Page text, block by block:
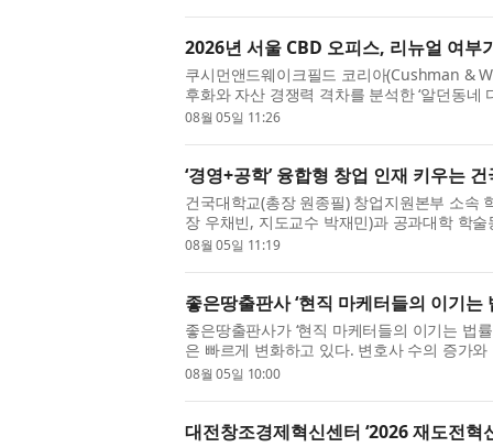
2026년 서울 CBD 오피스, 리뉴얼 여부
쿠시먼앤드웨이크필드 코리아(Cushman &
후화와 자산 경쟁력 격차를 분석한 ‘알던동네
다. 이번 보고서는 쿠시먼앤드웨이크필드가
08월 05일 11:26
‘경영+공학’ 융합형 창업 인재 키우는
건국대학교(총장 원종필) 창업지원본부 소속
장 우채빈, 지도교수 박재민)과 공과대학 학술
교수 김원준), 창업지원본부(본부장 배성준)
08월 05일 11:19
좋은땅출판사 ‘현직 마케터들의 이기는
좋은땅출판사가 ‘현직 마케터들의 이기는 법
은 빠르게 변화하고 있다. 변호사 수의 증가
경의 확산은 로펌과 변호사에게도 새로운 마
08월 05일 10:00
대전창조경제혁신센터 ‘2026 재도전